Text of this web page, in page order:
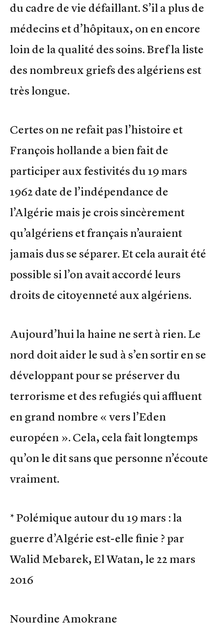
du cadre de vie défaillant. S’il a plus de
médecins et d’hôpitaux, on en encore
loin de la qualité des soins. Bref la liste
des nombreux griefs des algériens est
très longue.
Certes on ne refait pas l’histoire et
François hollande a bien fait de
participer aux festivités du 19 mars
1962 date de l’indépendance de
l’Algérie mais je crois sincèrement
qu’algériens et français n’auraient
jamais dus se séparer. Et cela aurait été
possible si l’on avait accordé leurs
droits de citoyenneté aux algériens.
Aujourd’hui la haine ne sert à rien. Le
nord doit aider le sud à s’en sortir en se
développant pour se préserver du
terrorisme et des refugiés qui affluent
en grand nombre « vers l’Eden
européen ». Cela, cela fait longtemps
qu’on le dit sans que personne n’écoute
vraiment.
* Polémique autour du 19 mars : la
guerre d’Algérie est-elle finie ? par
Walid Mebarek, El Watan, le 22 mars
2016
Nourdine Amokrane